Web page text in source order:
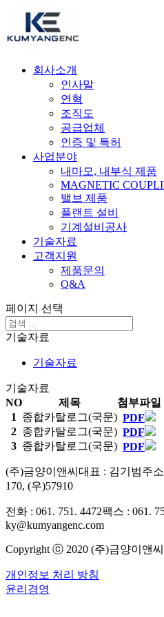
회사소개
인사말
연혁
조직도
공급업체
인증 및 특허
사업분야
내마모, 내부식 제품
MAGNETIC
밸브 제품
플랜트 설비
기계설비공사
기술자료
고객지원
제품문의
Q&A
페이지 선택
기술자료
기술자료
기술자료
NO
제목
첨부파일
1
종합카탈로그(국문) PDF
2 종합카탈로그(국문) PDF
3 종합카탈로그(국문) PDF
(주)금양이앤씨 대표 : 김기범주
170, (우)57910
전화 : 061. 751. 4472팩스 : 061.
ky@kumyangenc.com
Copyright ⓒ 2020 (주)금양이앤씨
개인정보 처리 방침
윤리경영